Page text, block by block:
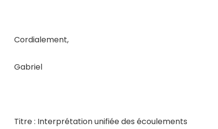
Cordialement,
Gabriel
Titre : Interprétation unifiée des écoulements